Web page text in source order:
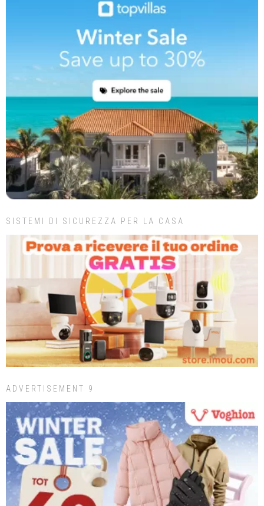
SISTEMI DI SICUREZZA PER LA CASA
ADVERTISEMENT 9